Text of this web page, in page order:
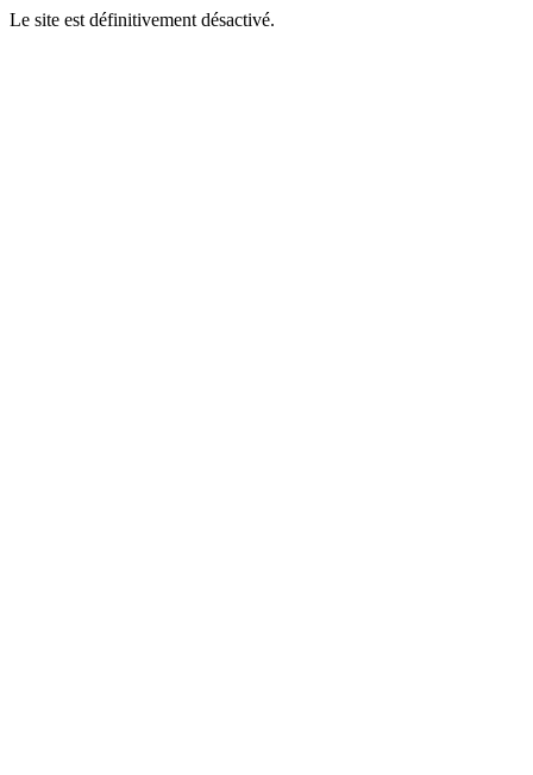
Le site est définitivement désactivé.